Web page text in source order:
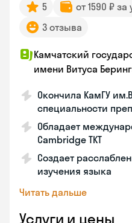
5 от 1590 ₽ за
3 отзыва
Камчатский
имени Витуса
Окончила КамГУ
специальности
Обладает
Cambridge TKT
Создает
изучения языка
Читать дальше
Услуги и цены